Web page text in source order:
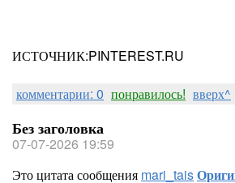
ИСТОЧНИК:PINTEREST.RU
комментарии: 0 понравилось! вверх^
Без заголовка
07-07-2026 19:59
Это цитата сообщения mari_tais